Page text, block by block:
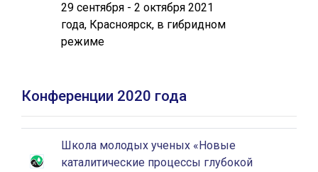
29 сентября - 2 октября 2021
года, Красноярск, в гибридном
режиме
Конференции 2020 года
Школа молодых ученых «Новые
каталитические процессы глубокой